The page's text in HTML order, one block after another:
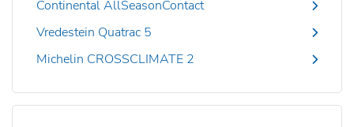
Continental AllSeasonContact
Vredestein Quatrac 5
Michelin CROSSCLIMATE 2